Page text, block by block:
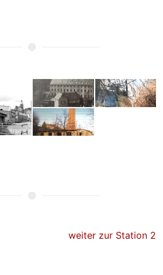
weiter zur Station 2